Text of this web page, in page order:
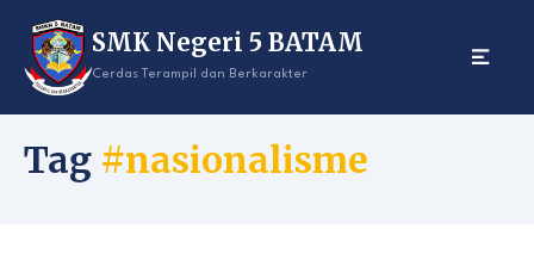
content
SMK Negeri 5 BATAM
Cerdas Terampil dan Berkarakter
Tag #nasionalisme